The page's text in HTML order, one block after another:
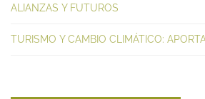
ALIANZAS Y FUTUROS
TURISMO Y CAMBIO CLIMÁTICO: